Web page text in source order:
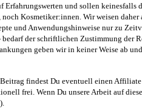
Erfahrungswerten und sollen
Kosmetiker:innen. Wir weisen daher
und Anwendungshinweise nur zu
bedarf der schriftlichen Zustimmung
geben wir in keiner Weise ab
findest Du eventuell einen
frei. Wenn Du unsere Arbeit auf
).